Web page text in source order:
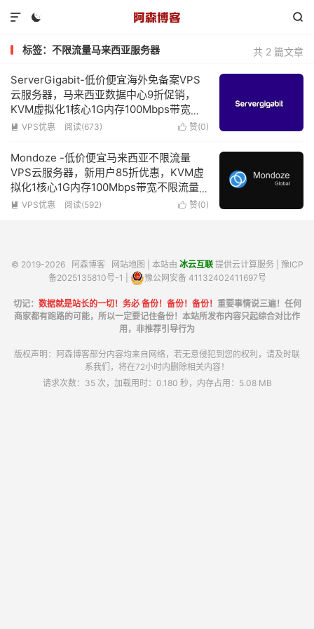
 

共 2 篇文章
标签：不限流量马来西亚服务器
ServerGigabit-低价便宜海外免备案VPS
云服务器，马来西亚数据中心9折促销，
KVM虚拟化1核心1G内存100Mbps带宽不
限流量$8.6/月
 赞(0)
 VPS优惠 阅读(673)
Mondoze -低价便宜马来西亚不限流量
VPS云服务器，新用户85折优惠，KVM虚
拟化1核心1G内存100Mbps带宽不限流量
低至$9.85/月
 赞(0)
 VPS优惠 阅读(592)
© 2019-2026 阿森博客 网站地图 | 本站由 冰云互联提供云计算服务 | 豫ICP
备2025135810号-1
豫公网安备 41132402411697号
切记： 数据就是站长的一切！务必 备份！备份！备份！ 重要事情说三遍！任何
商家都有跑路的可能，所以一定要记住备份！本站所发布内容只起综合对比作
用，非推荐引导行为
版权声明：阿森博客部分内容均来自网络，若无意侵犯到您的权利，请及时联
系我们，将在72小时内删除相关内容！
请求次数：35 次，加载用时：0.180 秒，内存占用：5.08 MB